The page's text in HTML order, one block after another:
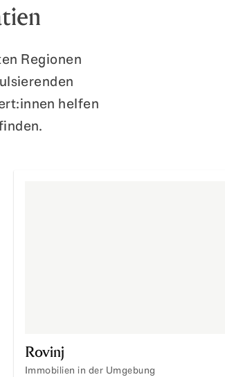
Regionen
helfen
Rovinj
Immobilien in der Umgebung